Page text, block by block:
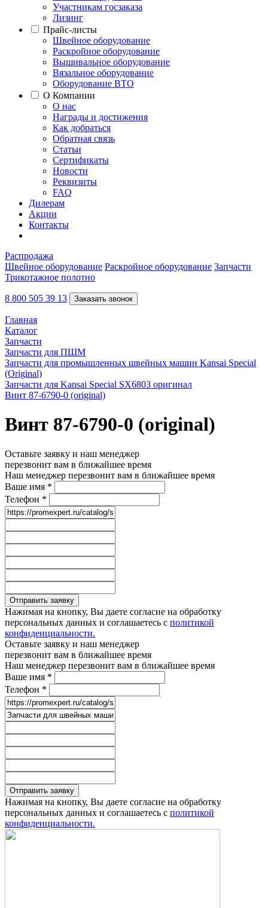
Участникам госзаказа
Лизинг
Прайс-листы
Швейное оборудование
Раскройное оборудование
Вышивальное оборудование
Вязальное оборудование
Оборудование ВТО
О Компании
О нас
Награды и достижения
Как добраться
Обратная связь
Статьи
Сертификаты
Новости
Реквизиты
FAQ
Дилерам
Акции
Контакты
Распродажа
Швейное оборудование Раскройное оборудование Запчасти
Трикотажное полотно
8 800 505 39 13 Заказать звонок
Главная
Каталог
Запчасти
Запчасти для ПШМ
Запчасти для промышленных швейных машин Kansai Special
(Original)
Запчасти для Kansai Special SX6803 оригинал
Винт 87-6790-0 (original)
Винт 87-6790-0 (original)
Оставьте заявку и наш менеджер
перезвонит вам в ближайшее время
Наш менеджер перезвонит вам в ближайшее время
Ваше имя *
Телефон *
Отправить заявку
Нажимая на кнопку, Вы даете согласие на обработку
персональных данных и соглашаетесь с политикой
конфиденциальности.
Оставьте заявку и наш менеджер
перезвонит вам в ближайшее время
Наш менеджер перезвонит вам в ближайшее время
Ваше имя *
Телефон *
Отправить заявку
Нажимая на кнопку, Вы даете согласие на обработку
персональных данных и соглашаетесь с политикой
конфиденциальности.